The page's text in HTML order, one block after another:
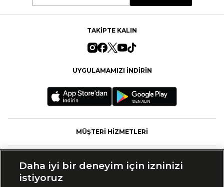
TAKİPTE KALIN
UYGULAMAMIZI İNDİRİN
MÜŞTERİ HİZMETLERİ
Daha iyi bir deneyim için izninizi
istiyoruz